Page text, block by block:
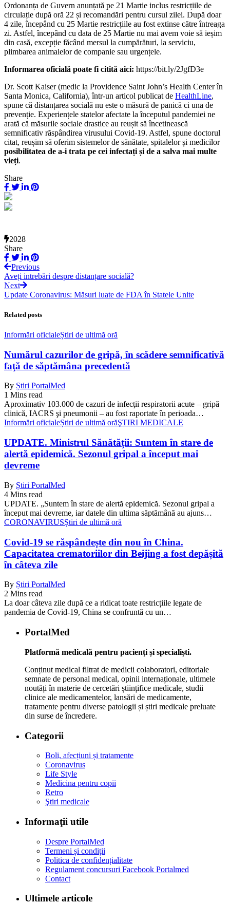
Ordonanța de Guvern anunțată pe 21 Martie inclus restricțiile de
circulație după oră 22 și recomandări pentru cursul zilei. După doar
4 zile, începând cu 25 Martie restricțiile au fost extinse către întreaga
zi. Astfel, începând cu data de 25 Martie nu mai avem voie să ieșim
din casă, excepție făcând mersul la cumpărături, la serviciu,
plimbarea animalelor de companie sau urgențele.
Informarea oficială poate fi citită aici: https://bit.ly/2JgfD3e
Dr. Scott Kaiser (medic la Providence Saint John’s Health Center în
Santa Monica, California), într-un articol publicat de HealthLine,
spune că distanțarea socială nu este o măsură de panică ci una de
prevenție. Experiențele statelor afectate la începutul pandemiei ne
arată că măsurile sociale drastice au reușit să încetinească
semnificativ răspândirea virusului Covid-19. Astfel, spune doctorul
citat, reușim să oferim sistemelor de sănătate, spitalelor și medicilor
posibilitatea de a-i trata pe cei infectați și de a salva mai multe
vieți.
Share
2028
Share
Previous
Aveți intrebări despre distanțare socială?
Next
Update Coronavirus: Măsuri luate de FDA în Statele Unite
Related posts
Informări oficialeȘtiri de ultimă oră
Numărul cazurilor de gripă, în scădere semnificativă
faţă de săptămâna precedentă
By Știri PortalMed
1 Mins read
Aproximativ 103.000 de cazuri de infecţii respiratorii acute – gripă
clinică, IACRS şi pneumonii – au fost raportate în perioada…
Informări oficialeȘtiri de ultimă orăŞTIRI MEDICALE
UPDATE. Ministrul Sănătății: Suntem în stare de
alertă epidemică. Sezonul gripal a început mai
devreme
By Știri PortalMed
4 Mins read
UPDATE. „Suntem în stare de alertă epidemică. Sezonul gripal a
început mai devreme, iar datele din ultima săptămână au ajuns…
CORONAVIRUSȘtiri de ultimă oră
Covid-19 se răspândește din nou în China.
Capacitatea crematoriilor din Beijing a fost depășită
în câteva zile
By Știri PortalMed
2 Mins read
La doar câteva zile după ce a ridicat toate restricțiile legate de
pandemia de Covid-19, China se confruntă cu un…
PortalMed
Platformă medicală pentru pacienți și specialiști.
Conținut medical filtrat de medicii colaboratori, editoriale
semnate de personal medical, opinii internaționale, ultimele
noutăți în materie de cercetări științifice medicale, studii
clinice ale medicamentelor, lansări de medicamente,
tratamente pentru diverse patologii și știri medicale preluate
din surse de încredere.
Categorii
Boli, afecțiuni și tratamente
Coronavirus
Life Style
Medicina pentru copii
Retro
Ştiri medicale
Informaţii utile
Despre PortalMed
Termeni și condiții
Politica de confidențialitate
Regulament concursuri Facebook Portalmed
Contact
Ultimele articole